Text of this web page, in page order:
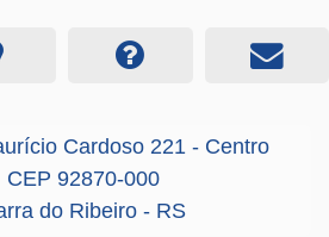
Cardoso 221 - Centro
CEP 92870-000
do Ribeiro - RS